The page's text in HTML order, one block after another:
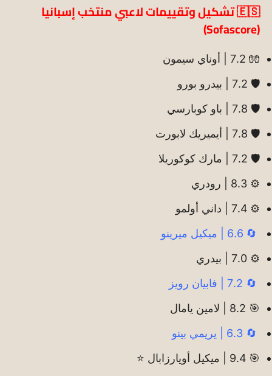
🇪🇸 تشكيل وتقييمات لاعبي منتخب إسبانيا
(Sofascore)
🧤 7.2 | أوناي سيمون
🛡️ 7.2 | بيدرو بورو
🛡️ 7.8 | باو كوبارسي
🛡️ 7.8 | أيميريك لابورت
🛡️ 7.2 | مارك كوكوريلا
⚙️ 8.3 | رودري
⚙️ 7.4 | داني أولمو
🔄 6.6 | ميكيل ميرينو
⚙️ 7.0 | بيدري
🔄 7.2 | فابيان رويز
🎯 8.2 | لامين يامال
🔄 6.3 | يريمي بينو
🎯 9.4 | ميكيل أويارزابال ⭐️